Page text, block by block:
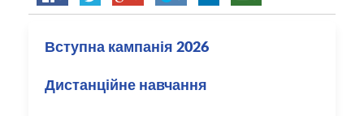
Вступна кампанія 2026
Дистанційне навчання